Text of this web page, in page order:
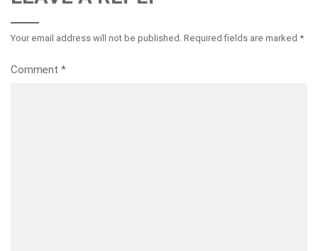
Your email address will not be published. Required fields are marked *
Comment *